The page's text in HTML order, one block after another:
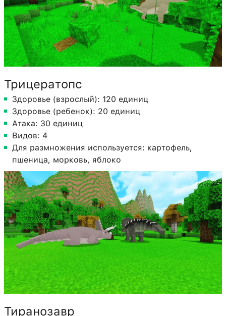
Трицератопс
Здоровье (взрослый): 120 единиц
Здоровье (ребенок): 20 единиц
Атака: 30 единиц
Видов: 4
Для размножения используется: картофель,
пшеница, морковь, яблоко
Тиранозавр